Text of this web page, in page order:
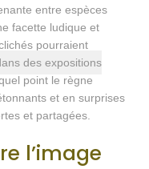
entre espèces
facette ludique et
pourraient
des expositions
point le règne
et en surprises
et partagées.
l’image